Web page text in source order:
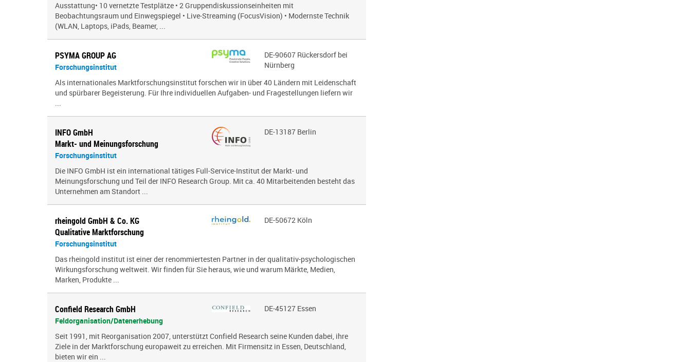
Ausstattung• 10 vernetzte Testplätze • 2 Gruppendiskussionseinheiten mit
Beobachtungsraum und Einwegspiegel • Live-Streaming (FocusVision) • Modernste Technik
(WLAN, Laptops, iPads, Beamer, ...
PSYMA GROUP AG
Forschungsinstitut
DE-90607 Rückersdorf bei
Nürnberg
Als internationales Marktforschungsinstitut forschen wir in über 40 Ländern mit Leidenschaft
und spürbarer Begeisterung. Für Ihre individuellen Aufgaben- und Fragestellungen liefern wir
...
INFO GmbH
Markt- und Meinungsforschung
Forschungsinstitut
DE-13187 Berlin
Die INFO GmbH ist ein international tätiges Full-Service-Institut der Markt- und
Meinungsforschung und Teil der INFO Research Group. Mit ca. 40 Mitarbeitenden besteht das
Unternehmen am Standort ...
rheingold GmbH & Co. KG
Qualitative Marktforschung
Forschungsinstitut
DE-50672 Köln
Das rheingold institut ist einer der renommiertesten Partner in der qualitativ-psychologischen
Wirkungsforschung weltweit. Wir finden für Sie heraus, wie und warum Märkte, Medien,
Marken, Produkte ...
Confield Research GmbH
Feldorganisation/Datenerhebung
DE-45127 Essen
Seit 1991, mit Reorganisation 2007, unterstützt Confield Research seine Kunden dabei, ihre
Ziele in der Marktforschung europaweit zu erreichen. Mit Firmensitz in Essen, Deutschland,
bieten wir ein ...